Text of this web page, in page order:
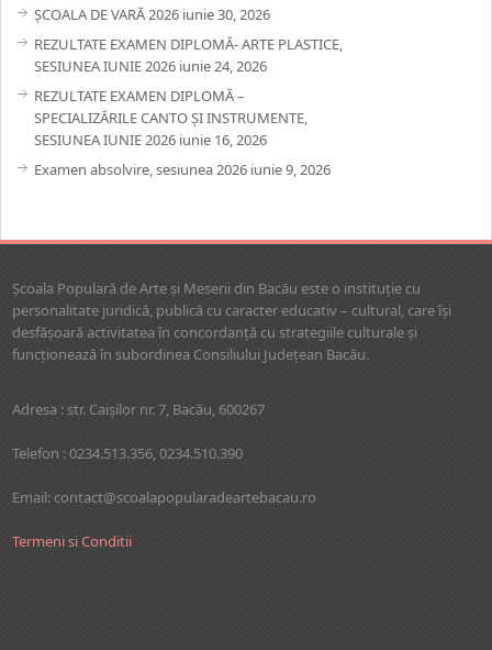
ȘCOALA DE VARĂ 2026 iunie 30, 2026
REZULTATE EXAMEN DIPLOMĂ- ARTE PLASTICE,
SESIUNEA IUNIE 2026 iunie 24, 2026
REZULTATE EXAMEN DIPLOMĂ –
SPECIALIZĂRILE CANTO ȘI INSTRUMENTE,
SESIUNEA IUNIE 2026 iunie 16, 2026
Examen absolvire, sesiunea 2026 iunie 9, 2026
Şcoala Populară de Arte şi Meserii din Bacău este o instituţie cu
personalitate juridică, publică cu caracter educativ – cultural, care îşi
desfăşoară activitatea în concordanţă cu strategiile culturale şi
funcţionează în subordinea Consiliului Judeţean Bacău.
Adresa : str. Caişilor nr. 7, Bacău, 600267
Telefon : 0234.513.356, 0234.510.390
Email: contact@scoalapopularadeartebacau.ro
Termeni si Conditii